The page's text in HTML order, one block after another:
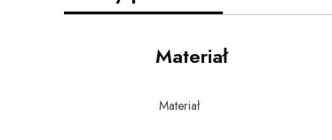
Materiał
Materiał